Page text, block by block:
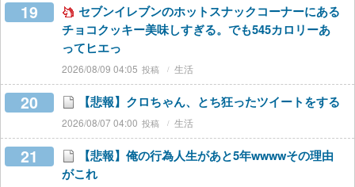
19
セブンイレブンのホットスナックコーナーにある
チョコクッキー美味しすぎる。でも545カロリーあ
ってヒエっ
2026/08/09 04:05 生活
20 【悲報】クロちゃん、とち狂ったツイートをする
2026/08/07 04:00 生活
21
【悲報】俺の行為人生があと5年wwwwその理由
がこれ